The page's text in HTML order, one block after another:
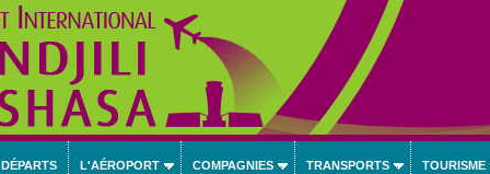
DÉPARTS L'AÉROPORT COMPAGNIES TRANSPORTS TOURISME